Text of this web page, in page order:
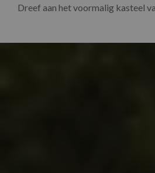
Dreef aan het voormalig kasteel